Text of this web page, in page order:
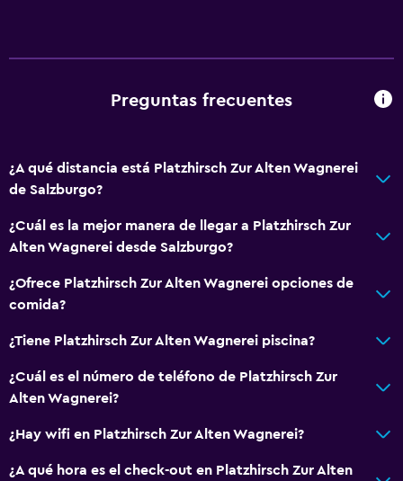
Preguntas frecuentes
¿A qué distancia está Platzhirsch Zur Alten Wagnerei
de Salzburgo?
¿Cuál es la mejor manera de llegar a Platzhirsch Zur
Alten Wagnerei desde Salzburgo?
¿Ofrece Platzhirsch Zur Alten Wagnerei opciones de
comida?
¿Tiene Platzhirsch Zur Alten Wagnerei piscina?
¿Cuál es el número de teléfono de Platzhirsch Zur
Alten Wagnerei?
¿Hay wifi en Platzhirsch Zur Alten Wagnerei?
¿A qué hora es el check-out en Platzhirsch Zur Alten